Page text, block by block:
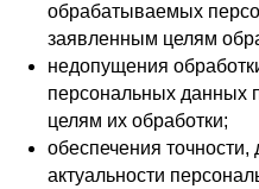
обрабатываемых
заявленным целям
недопущения
персональных данных
целям их обработки;
обеспечения точности,
актуальности